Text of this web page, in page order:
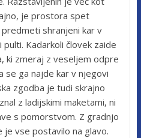
je prostora spet
shranjeni kar v
Kadarkoli človek zaide
ki zmeraj z veseljem odpre
se ga najde kar v njegovi
zgodba je tudi skrajno
z ladijskimi maketami, ni
s pomorstvom. Z gradnjo
je vse postavilo na glavo.